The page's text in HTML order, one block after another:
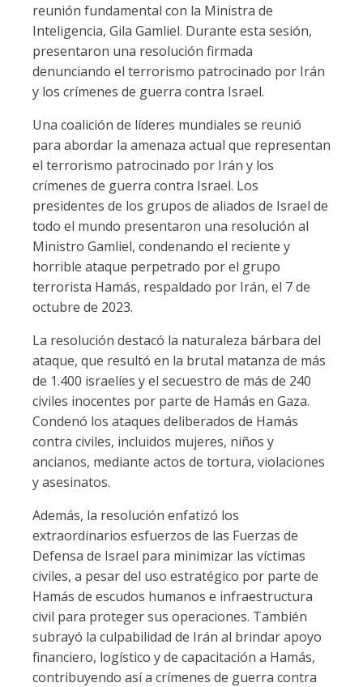
reunión fundamental con la Ministra de
Inteligencia, Gila Gamliel. Durante esta sesión,
presentaron una resolución firmada
denunciando el terrorismo patrocinado por Irán
y los crímenes de guerra contra Israel.
Una coalición de líderes mundiales se reunió
para abordar la amenaza actual que representan
el terrorismo patrocinado por Irán y los
crímenes de guerra contra Israel. Los
presidentes de los grupos de aliados de Israel de
todo el mundo presentaron una resolución al
Ministro Gamliel, condenando el reciente y
horrible ataque perpetrado por el grupo
terrorista Hamás, respaldado por Irán, el 7 de
octubre de 2023.
La resolución destacó la naturaleza bárbara del
ataque, que resultó en la brutal matanza de más
de 1.400 israelíes y el secuestro de más de 240
civiles inocentes por parte de Hamás en Gaza.
Condenó los ataques deliberados de Hamás
contra civiles, incluidos mujeres, niños y
ancianos, mediante actos de tortura, violaciones
y asesinatos.
Además, la resolución enfatizó los
extraordinarios esfuerzos de las Fuerzas de
Defensa de Israel para minimizar las víctimas
civiles, a pesar del uso estratégico por parte de
Hamás de escudos humanos e infraestructura
civil para proteger sus operaciones. También
subrayó la culpabilidad de Irán al brindar apoyo
financiero, logístico y de capacitación a Hamás,
contribuyendo así a crímenes de guerra contra